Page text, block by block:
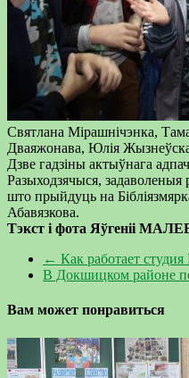
Святлана Мірашнічэнка,
Дваяжонава, Юлія
Дзве гадзіны актыўнага
Разыходзячыся, задаволеныя
што прыйдуць на
Абавязкова.
Тэкст і фота Яўгеніі
← Как работает
В Докшицком районе
Вам может понравиться